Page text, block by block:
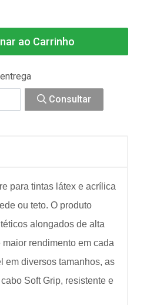
ao Carrinho
Consultar
para tintas látex e acrílica
ou teto. O produto
alongados de alta
rendimento em cada
em diversos tamanhos, as
Soft Grip, resistente e